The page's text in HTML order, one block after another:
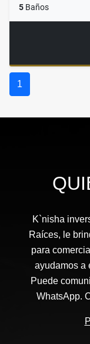
5 Baños
1
K`nisha
Raíces, le
para
ayudamos a
Puede
WhatsApp.